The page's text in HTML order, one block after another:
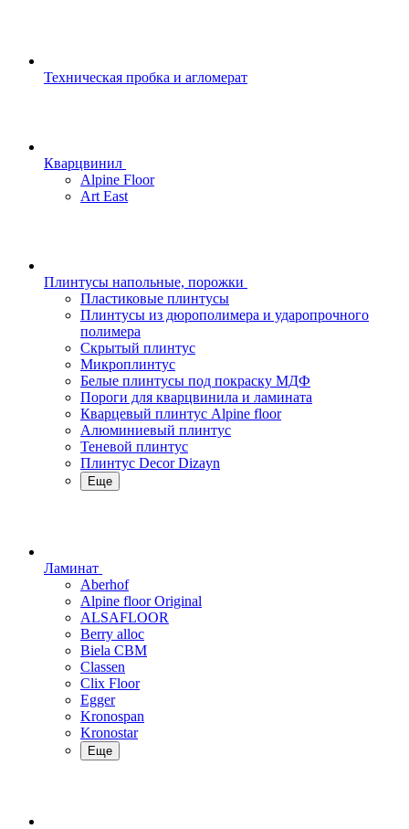
Техническая пробка и агломерат
Кварцвинил
Alpine Floor
Art East
Плинтусы напольные, порожки
Пластиковые плинтусы
Плинтусы из дюрополимера и ударопрочного
полимера
Скрытый плинтус
Микроплинтус
Белые плинтусы под покраску МДФ
Пороги для кварцвинила и ламината
Кварцевый плинтус Alpine floor
Алюминиевый плинтус
Теневой плинтус
Плинтус Decor Dizayn
Еще
Ламинат
Aberhof
Alpine floor Original
ALSAFLOOR
Berry alloc
Biela CBM
Classen
Clix Floor
Egger
Kronospan
Kronostar
Еще